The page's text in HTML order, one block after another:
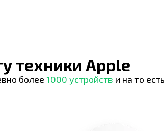
техники Apple
более 1000 устройств и на то есть